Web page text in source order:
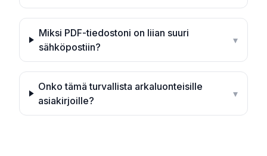
Miksi PDF-tiedostoni on liian suuri
sähköpostiin?
▾
Onko tämä turvallista arkaluonteisille
asiakirjoille?
▾